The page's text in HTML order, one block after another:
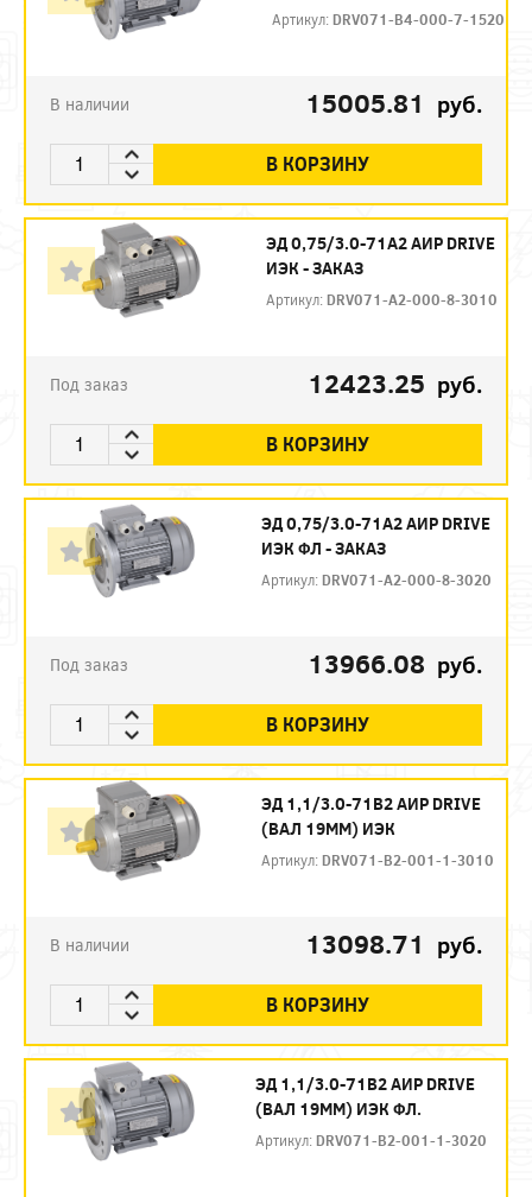
Артикул:DRV071-B4-000-7-1520
В наличии 15005.81 руб.
В КОРЗИНУ
ЭД 0,75/3.0-71А2 АИР DRIVE
ИЭК - ЗАКАЗ
Артикул:DRV071-A2-000-8-3010
Под заказ 12423.25 руб.
В КОРЗИНУ
ЭД 0,75/3.0-71А2 АИР DRIVE
ИЭК ФЛ - ЗАКАЗ
Артикул:DRV071-A2-000-8-3020
Под заказ 13966.08 руб.
В КОРЗИНУ
ЭД 1,1/3.0-71В2 АИР DRIVE
(ВАЛ 19ММ) ИЭК
Артикул:DRV071-B2-001-1-3010
В наличии 13098.71 руб.
В КОРЗИНУ
ЭД 1,1/3.0-71В2 АИР DRIVE
(ВАЛ 19ММ) ИЭК ФЛ.
Артикул:DRV071-B2-001-1-3020